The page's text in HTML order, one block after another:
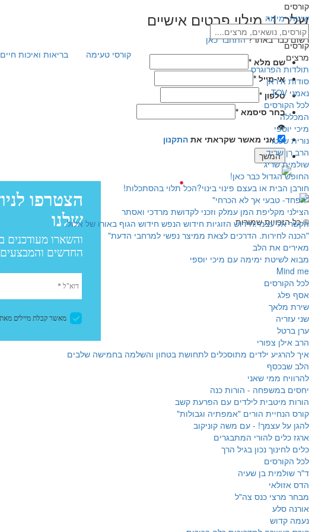
קורסים
שיטת ימימה
בריאות ואיכות חיים קורסי טעימה
קורסים
מרצים
תולדות הפרוגרס
סודות איראן
נאמני TOV
לכל הקורסים
המכללה
מיכי יוספי
נורית שכטר
הרב רן שריד
שולמית שריג
החופש הגדול כבר כאן!
חורבן הבית או בעצם פינוי בינוי?הכל תלוי בהסתכלות!
"הפחד- טבעי אך לא הכרחי"
הצילני מקליפת המן עמלק וזכני לקדושת מרדכי ואסתר
הקשר אל עצמי.חידוש הזוגיות חידוש הנפש חידוש הגוף באורו של אלול.
"הכנה לחירות. הדרכים לצאת ממיצר נפשי למרחבי הדעת"
מאירים את הלב
מבוא לשיטת ימימה עם מיכי יוספי
Mind me
לכל הקורסים
אסף פלג
שירת מלאך
שני עזריה
ערן ברטל
הרב אילן צפורי
איך להרגיע ילדים מתוסכלים לתחושת בטחון והשלמה בחמישה שלבים
הלב שבכסף
להרוויח ממי שאני
יחסים במשפחה - הורות כנה
הורות מיטבית לילדים עם הפרעת קשב
קורס הנחיית הורים "אמפתיה וגבולות"
להגן על עצמך! - עם משה קוניקוב
ארגז כלים להורי המתבגרים
כלים לחינוך נכון בגיל הרך
לכל הקורסים
ד"ר שולמית בן שעיה
הדס אזולאי
מבחר מרצי כנס צה"ל
אורנה סלע
נעמה קדוש
שלב 1: מילוי פרטים אישיים
רשום כבר באתר?התחבר כאן
שם מלא *
אי-מייל *
טלפון *
בחר סיסמא *
👁
אני מאשר שקראתי את התקנון
עיצוב:
פיתוח:
עיצוב: בייגל סטודיו
© כל הזכויות שמורות